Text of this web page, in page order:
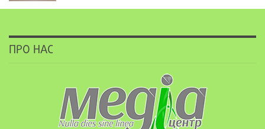
ПРО НАС